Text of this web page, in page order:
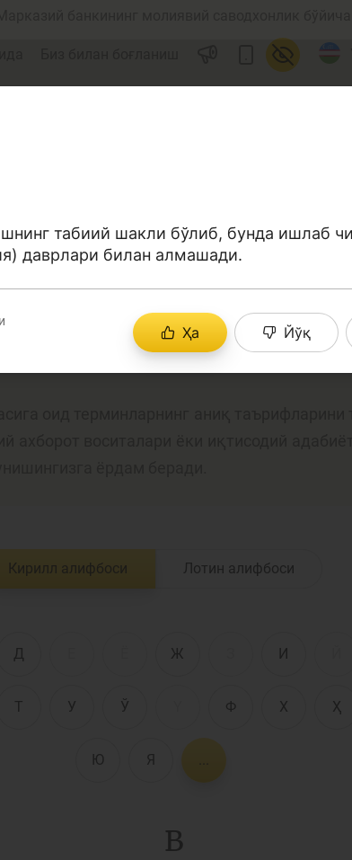
Ислом молияси
Тадбиркорлик
Кирилл алифбоси Лотин алифбоси
Д Ж И
Т У Ў Ф Х Ҳ
Ю Я
В
табиий шакли бўлиб, бунда ишлаб
даврлари билан алмашади.
Ҳа Йўқ